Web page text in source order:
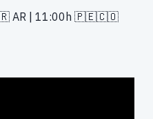
AR | 11:00h 🇵🇪🇨🇴